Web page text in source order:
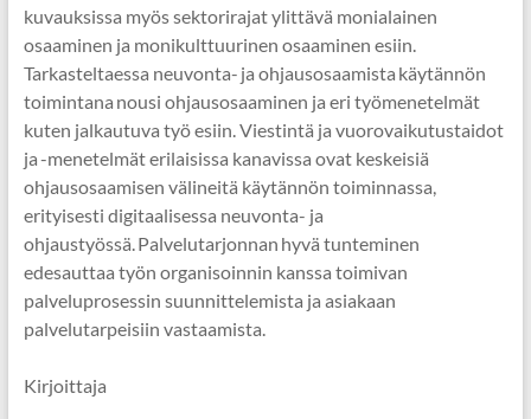
kuvauksissa myös sektorirajat ylittävä monialainen
osaaminen ja monikulttuurinen osaaminen esiin.
Tarkasteltaessa neuvonta- ja ohjausosaamista käytännön
toimintana nousi ohjausosaaminen ja eri työmenetelmät
kuten jalkautuva työ esiin. Viestintä ja vuorovaikutustaidot
ja -menetelmät erilaisissa kanavissa ovat keskeisiä
ohjausosaamisen välineitä käytännön toiminnassa,
erityisesti digitaalisessa neuvonta- ja
ohjaustyössä. Palvelutarjonnan hyvä tunteminen
edesauttaa työn organisoinnin kanssa toimivan
palveluprosessin suunnittelemista ja asiakaan
palvelutarpeisiin vastaamista.
Kirjoittaja